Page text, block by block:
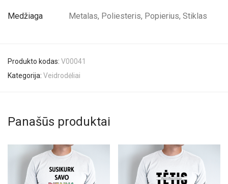
Medžiaga Metalas, Poliesteris, Popierius, Stiklas
Produkto kodas: V00041
Kategorija: Veidrodėliai
Panašūs produktai